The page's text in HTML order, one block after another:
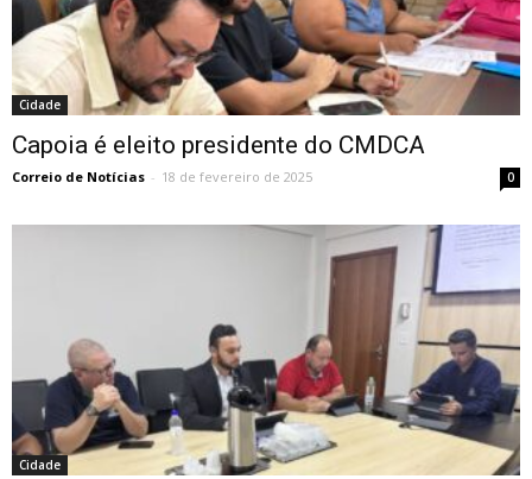
Cidade
Capoia é eleito presidente do CMDCA
Correio de Notícias - 18 de fevereiro de 2025 0
Cidade